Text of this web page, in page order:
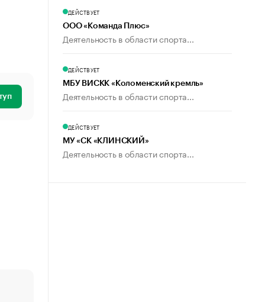
ДЕЙСТВУЕТ
ООО «Команда Плюс»
Деятельность в области спорта...
ДЕЙСТВУЕТ
МБУ ВИСКК «Коломенский кремль»
Деятельность в области спорта...
ДЕЙСТВУЕТ
МУ «СК «КЛИНСКИЙ»
Деятельность в области спорта...